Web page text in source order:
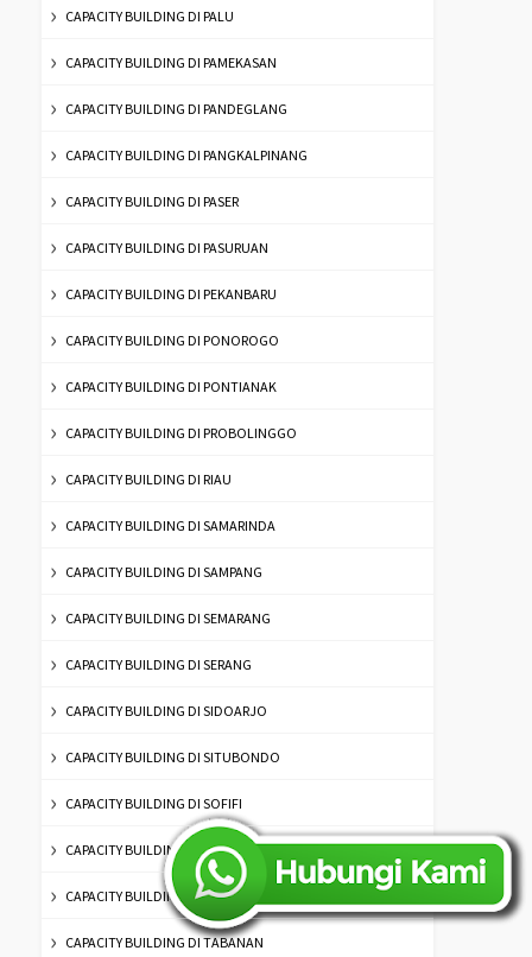
CAPACITY BUILDING DI PALU
CAPACITY BUILDING DI PAMEKASAN
CAPACITY BUILDING DI PANDEGLANG
CAPACITY BUILDING DI PANGKALPINANG
CAPACITY BUILDING DI PASER
CAPACITY BUILDING DI PASURUAN
CAPACITY BUILDING DI PEKANBARU
CAPACITY BUILDING DI PONOROGO
CAPACITY BUILDING DI PONTIANAK
CAPACITY BUILDING DI PROBOLINGGO
CAPACITY BUILDING DI RIAU
CAPACITY BUILDING DI SAMARINDA
CAPACITY BUILDING DI SAMPANG
CAPACITY BUILDING DI SEMARANG
CAPACITY BUILDING DI SERANG
CAPACITY BUILDING DI SIDOARJO
CAPACITY BUILDING DI SITUBONDO
CAPACITY BUILDING DI SOFIFI
CAPACITY BUILDING DI SUKABUMI
CAPACITY BUILDING DI SURABAYA
CAPACITY BUILDING DI TABANAN